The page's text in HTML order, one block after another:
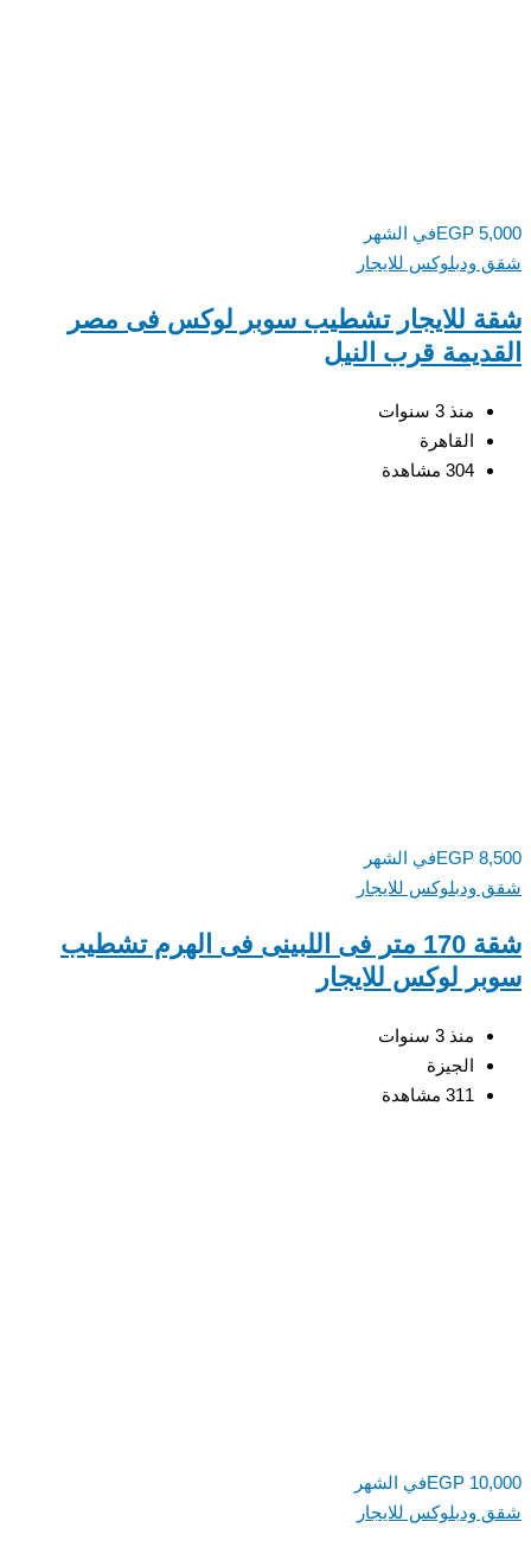
EGP في الشهر
للايجار
للايجار تشطيب سوبر لوكس فى مصر
قرب النيل
منذ 3 سنوات
القاهرة
304 مشاهدة
EGP في الشهر
للايجار
شقة 170 متر فى اللبينى فى الهرم تشطيب
لوكس للايجار
منذ 3 سنوات
الجيزة
311 مشاهدة
EGP في الشهر
للايجار